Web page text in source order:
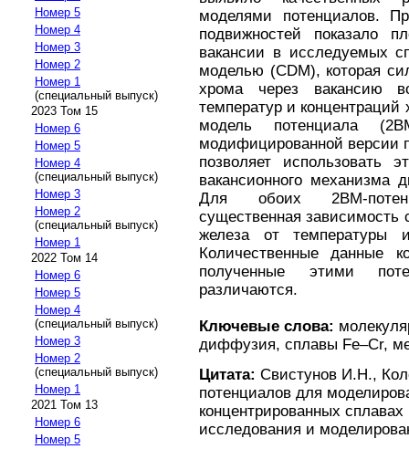
Номер 5
Номер 4
Номер 3
Номер 2
Номер 1
(специальный выпуск)
2023 Том 15
Номер 6
Номер 5
Номер 4
(специальный выпуск)
Номер 3
Номер 2
(специальный выпуск)
Номер 1
2022 Том 14
Номер 6
Номер 5
Номер 4
(специальный выпуск)
Номер 3
Номер 2
(специальный выпуск)
Номер 1
2021 Том 13
Номер 6
Номер 5
моделями потенциалов.
подвижностей показало
вакансии в исследуемых
моделью (CDM), которая
хрома через вакансию
температур и концентраций
модель потенциала
модифицированной версии
позволяет использовать
вакансионного
Для обоих 2BM-
существенная
железа от температуры
Количественные данные
полученные этими
различаются.
Ключевые слова:
диффузия, сплавы Fe–Cr,
Цитата: Свистунов И.Н.,
потенциалов для
концентрированных
исследования и